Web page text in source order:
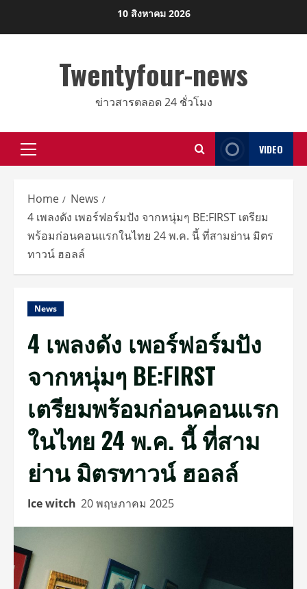
10 สิงหาคม 2026
Twentyfour-news
ข่าวสารตลอด 24 ชั่วโมง
Primary
VIDEO
Home
News
4 เพลงดัง เพอร์ฟอร์มปัง จากหนุ่มๆ BE:FIRST เตรียม
พร้อมก่อนคอนแรกในไทย 24 พ.ค. นี้ ที่สามย่าน มิตร
ทาวน์ ฮอลล์
News
4 เพลงดัง เพอร์ฟอร์มปัง
จากหนุ่มๆ BE:FIRST
เตรียมพร้อมก่อนคอนแรก
ในไทย 24 พ.ค. นี้ ที่สาม
ย่าน มิตรทาวน์ ฮอลล์
Ice witch 20 พฤษภาคม 2025